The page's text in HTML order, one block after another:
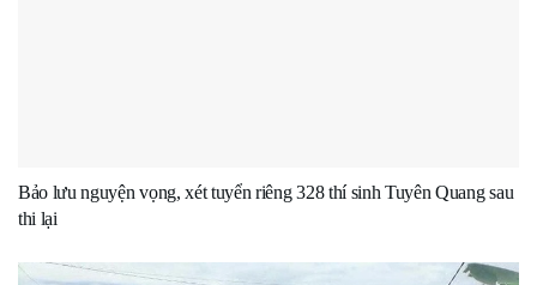
Bảo lưu nguyện vọng, xét tuyển riêng 328 thí sinh Tuyên Quang sau
thi lại